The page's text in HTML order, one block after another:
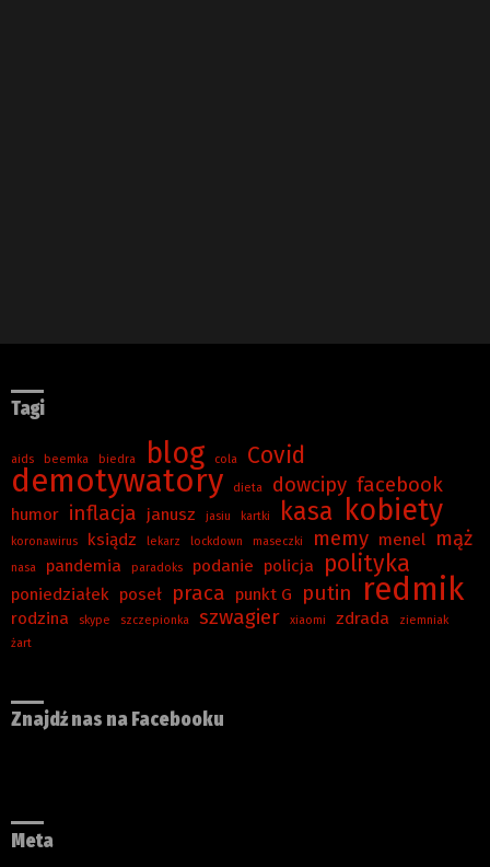
Tagi
aids beemka biedra blog cola Covid
demotywatory dieta dowcipy facebook
humor inflacja janusz jasiu kartki kasa kobiety
koronawirus ksiądz lekarz lockdown maseczki memy menel mąż
nasa pandemia paradoks podanie policja polityka
poniedziałek poseł praca punkt G putin redmik
rodzina skype szczepionka szwagier xiaomi zdrada
ziemniak
żart
Znajdź nas na Facebooku
Meta